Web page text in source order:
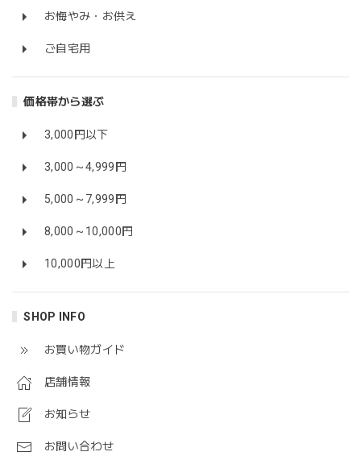
お悔やみ・お供え
ご自宅用
価格帯から選ぶ
3,000円以下
3,000～4,999円
5,000～7,999円
8,000～10,000円
10,000円以上
SHOP INFO
お買い物ガイド
店舗情報
お知らせ
お問い合わせ